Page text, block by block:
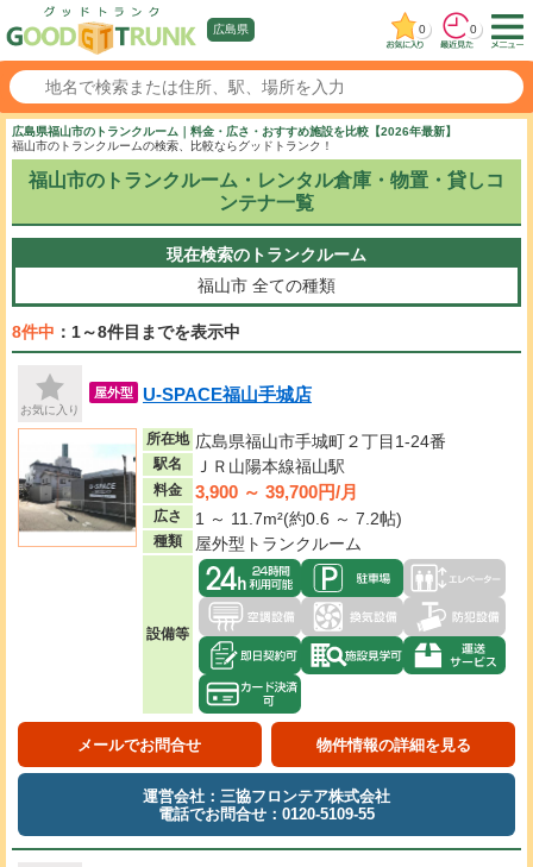
広島県 0 0
広島県福山市のトランクルーム｜料金・広さ・おすすめ施設を比較【2026年最新】
福山市のトランクルームの検索、比較ならグッドトランク！
福山市のトランクルーム・レンタル倉庫・物置・貸しコ
ンテナ一覧
現在検索のトランクルーム
福山市 全ての種類
8件中 ：1～8件目までを表示中
お気に入り
屋外型 U-SPACE福山手城店
所在地 広島県福山市手城町２丁目1-24番
駅名 ＪＲ山陽本線福山駅
料金 3,900 ～ 39,700円/月
広さ 1 ～ 11.7m²(約0.6 ～ 7.2帖)
種類 屋外型トランクルーム
設備等
メールでお問合せ 物件情報の詳細を見る
運営会社：三協フロンテア株式会社
電話でお問合せ：0120-5109-55